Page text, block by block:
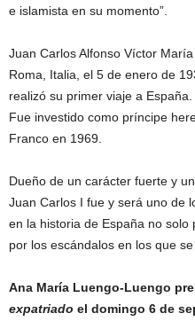
e islamista en su momento”.
Juan Carlos Alfonso Víctor
Roma, Italia, el 5 de enero de
realizó su primer viaje a España.
Fue investido como príncipe
Franco en 1969.
Dueño de un carácter fuerte y
Juan Carlos I fue y será uno de
en la historia de España no
por los escándalos en los que
Ana María Luengo-Luengo
expatriado el domingo 6 de